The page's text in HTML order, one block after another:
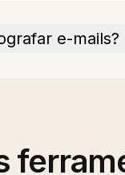
e-mails?